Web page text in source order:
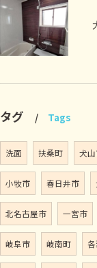
タグ Tags
洗面 扶桑町 犬
小牧市 春日井市
北名古屋市 一宮市
岐阜市 岐南町